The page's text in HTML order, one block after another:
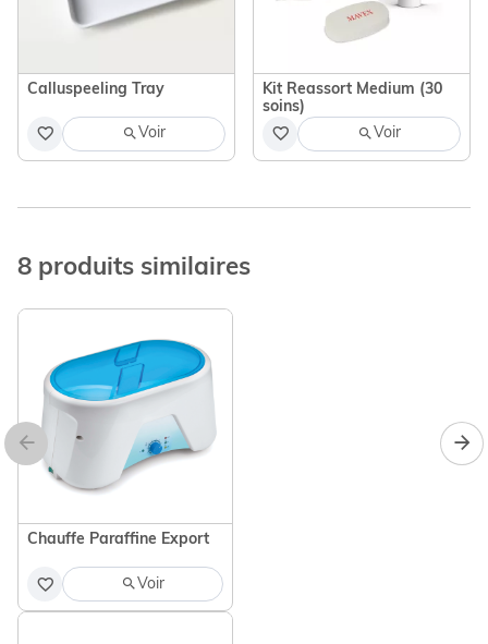
Calluspeeling Tray
Voir
Kit Reassort Medium (30
soins)
Voir
8 produits similaires
Chauffe Paraffine Export
Voir